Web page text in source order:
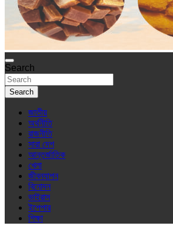
Search
Search
জাতীয়
অর্থনীতি
রাজনীতি
সারা দেশ
আন্তর্জাতিক
খেলা
জীবনযাপন
বিনোদন
ভাইরাস
ইপেপার
শিক্ষা